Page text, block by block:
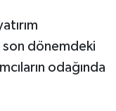
son dönemdeki
odağında